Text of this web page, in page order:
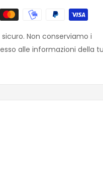
Non conserviamo i
alle informazioni della